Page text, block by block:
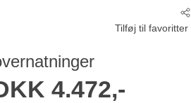
Tilføj til favoritter
4.472,-